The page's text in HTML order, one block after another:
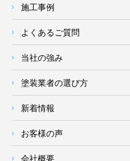
施工事例
よくあるご質問
当社の強み
塗装業者の選び方
新着情報
お客様の声
会社概要